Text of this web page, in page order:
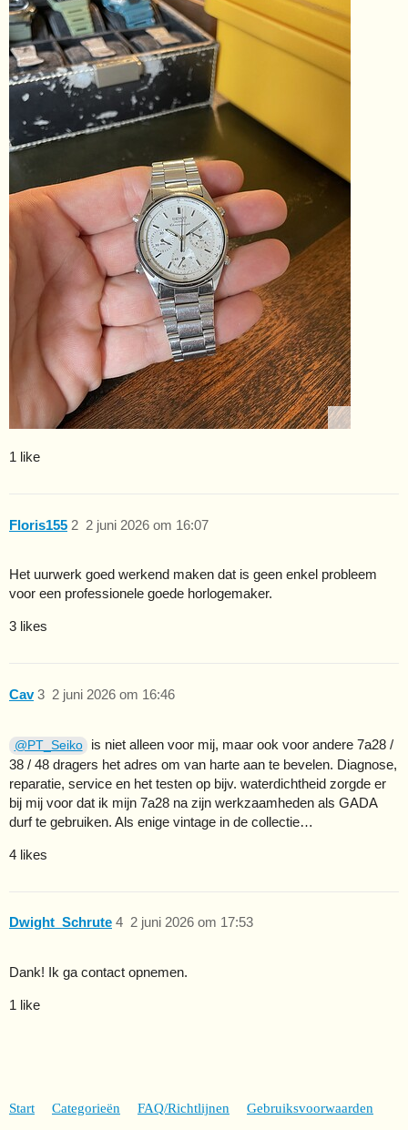
1 like
Floris155 2 juni 2026 om 16:07
2
Het uurwerk goed werkend maken dat is geen enkel probleem
voor een professionele goede horlogemaker.
3 likes
Cav 2 juni 2026 om 16:46
3
@PT_Seiko
is niet alleen voor mij, maar ook voor andere 7a28 /
38 / 48 dragers het adres om van harte aan te bevelen. Diagnose,
reparatie, service en het testen op bijv. waterdichtheid zorgde er
bij mij voor dat ik mijn 7a28 na zijn werkzaamheden als GADA
durf te gebruiken. Als enige vintage in de collectie…
4 likes
Dwight_Schrute 2 juni 2026 om 17:53
4
Dank! Ik ga contact opnemen.
1 like
Start Categorieën FAQ/Richtlijnen Gebruiksvoorwaarden